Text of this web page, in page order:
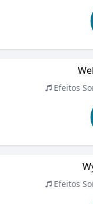
Efeitos
Efeitos